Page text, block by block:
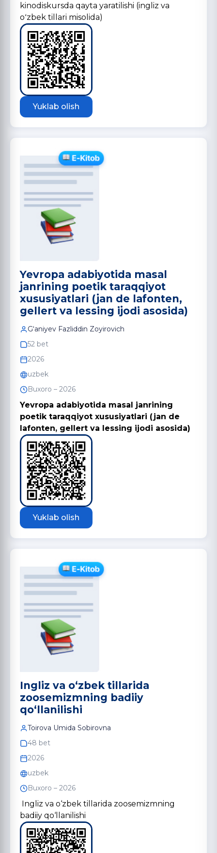
kinodiskursda qayta yaratilishi (ingliz va
oʻzbek tillari misolida)
Yuklab olish
Yevropa adabiyotida masal
janrining poetik taraqqiyot
xususiyatlari (jan de lafonten,
gellert va lessing ijodi asosida)
G‘aniyev Fazliddin Zoyirovich
52 bet
2026
uzbek
Buxoro – 2026
Yevropa adabiyotida masal janrining
poetik taraqqiyot xususiyatlari (jan de
lafonten, gellert va lessing ijodi asosida)
Yuklab olish
Ingliz va o‘zbek tillarida
zoosemizmning badiiy
qo‘llanilishi
Toirova Umida Sobirovna
48 bet
2026
uzbek
Buxoro – 2026
Ingliz va o‘zbek tillarida zoosemizmning
badiiy qo‘llanilishi